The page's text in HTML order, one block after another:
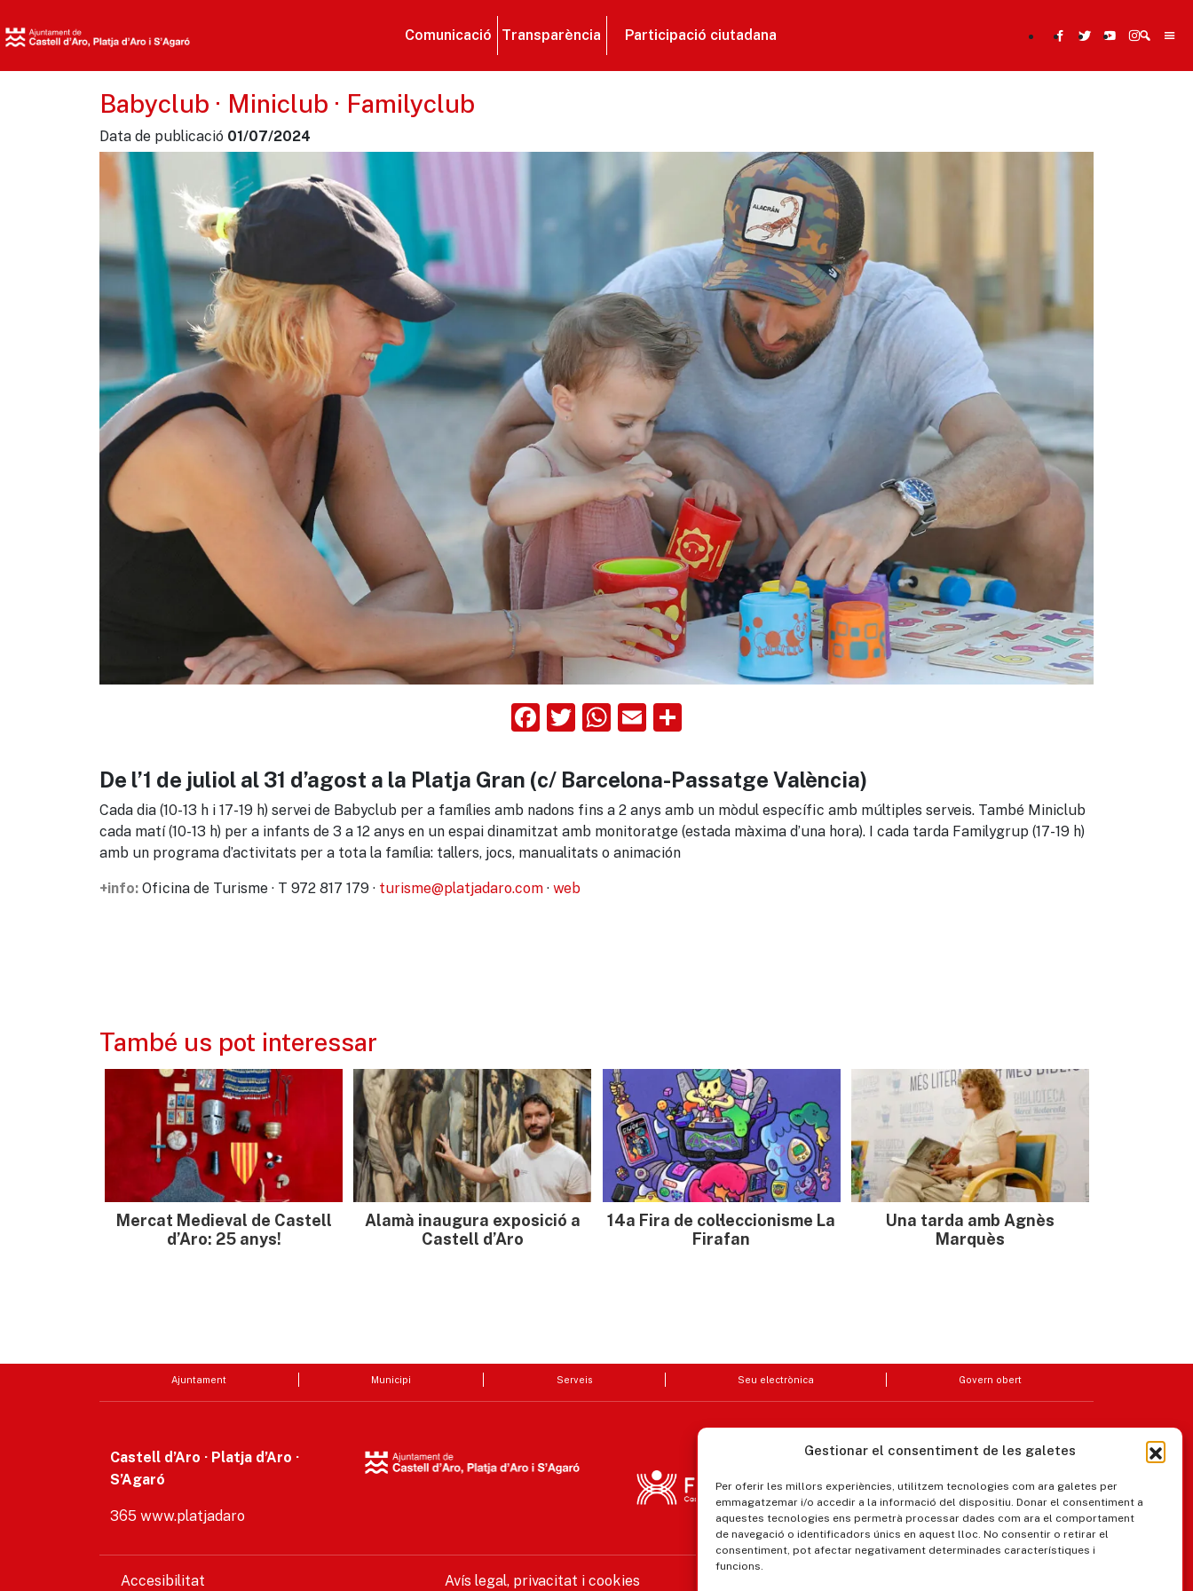
Gestionar el consentiment de les galetes
Per oferir les millors experiències, utilitzem tecnologies com ara galetes per
emmagatzemar i/o accedir a la informació del dispositiu. Donar el consentiment a
aquestes tecnologies ens permetrà processar dades com ara el comportament
de navegació o identificadors únics en aquest lloc. No consentir o retirar el
consentiment, pot afectar negativament determinades característiques i
funcions.
Comunicació Transparència Participació ciutadana
Babyclub · Miniclub · Familyclub
Data de publicació 01/07/2024
Facebook
Twitter
WhatsApp
Email
De l’1 de juliol al 31 d’agost a la Platja Gran (c/ Barcelona-Passatge València)
Cada dia (10-13 h i 17-19 h) servei de Babyclub per a famílies amb nadons fins a 2 anys amb un mòdul específic amb múltiples serveis. També Miniclub
cada matí (10-13 h) per a infants de 3 a 12 anys en un espai dinamitzat amb monitoratge (estada màxima d’una hora). I cada tarda Familygrup (17-19 h)
amb un programa d’activitats per a tota la família: tallers, jocs, manualitats o animación
+info: Oficina de Turisme · T 972 817 179 · turisme@platjadaro.com · web
També us pot interessar
Mercat Medieval de Castell
d’Aro: 25 anys!
Alamà inaugura exposició a
Castell d’Aro
14a Fira de col·leccionisme La
Firafan
Una tarda amb Agnès
Marquès
Ajuntament Municipi Serveis Seu electrònica Govern obert
Castell d’Aro · Platja d’Aro ·
S’Agaró
365 www.platjadaro
Accesibilitat Avís legal, privacitat i cookies